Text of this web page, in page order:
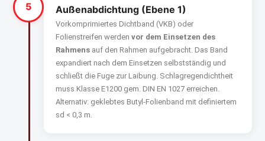
5 Außenabdichtung (Ebene 1)
Vorkomprimiertes Dichtband (VKB) oder
Folienstreifen werden vor dem Einsetzen des
Rahmens auf den Rahmen aufgebracht. Das Band
expandiert nach dem Einsetzen selbstständig und
schließt die Fuge zur Laibung. Schlagregendichtheit
muss Klasse E1200 gem. DIN EN 1027 erreichen.
Alternativ: geklebtes Butyl-Folienband mit definiertem
sd < 0,3 m.